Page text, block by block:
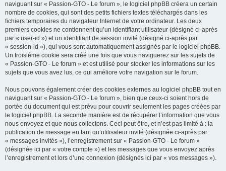
naviguant sur « Passion-GTO - Le forum », le logiciel phpBB créera un certain
nombre de cookies, qui sont des petits fichiers textes téléchargés dans les
fichiers temporaires du navigateur Internet de votre ordinateur. Les deux
premiers cookies ne contiennent qu’un identifiant utilisateur (désigné ci-après
par « user-id ») et un identifiant de session invité (désigné ci-après par
« session-id »), qui vous sont automatiquement assignés par le logiciel phpBB.
Un troisième cookie sera créé une fois que vous naviguerez sur les sujets de
« Passion-GTO - Le forum » et est utilisé pour stocker les informations sur les
sujets que vous avez lus, ce qui améliore votre navigation sur le forum.
Nous pouvons également créer des cookies externes au logiciel phpBB tout en
naviguant sur « Passion-GTO - Le forum », bien que ceux-ci soient hors de
portée du document qui est prévu pour couvrir seulement les pages créées par
le logiciel phpBB. La seconde manière est de récupérer l’information que vous
nous envoyez et que nous collectons. Ceci peut être, et n’est pas limité à : la
publication de message en tant qu’utilisateur invité (désignée ci-après par
« messages invités »), l’enregistrement sur « Passion-GTO - Le forum »
(désignée ici par « votre compte ») et les messages que vous envoyez après
l’enregistrement et lors d’une connexion (désignés ici par « vos messages »).